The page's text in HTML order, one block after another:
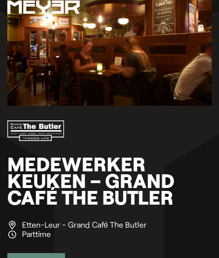
MEDEWERKER
KEUKEN – GRAND
CAFÉ THE BUTLER
Etten-Leur - Grand Café The Butler
Parttime